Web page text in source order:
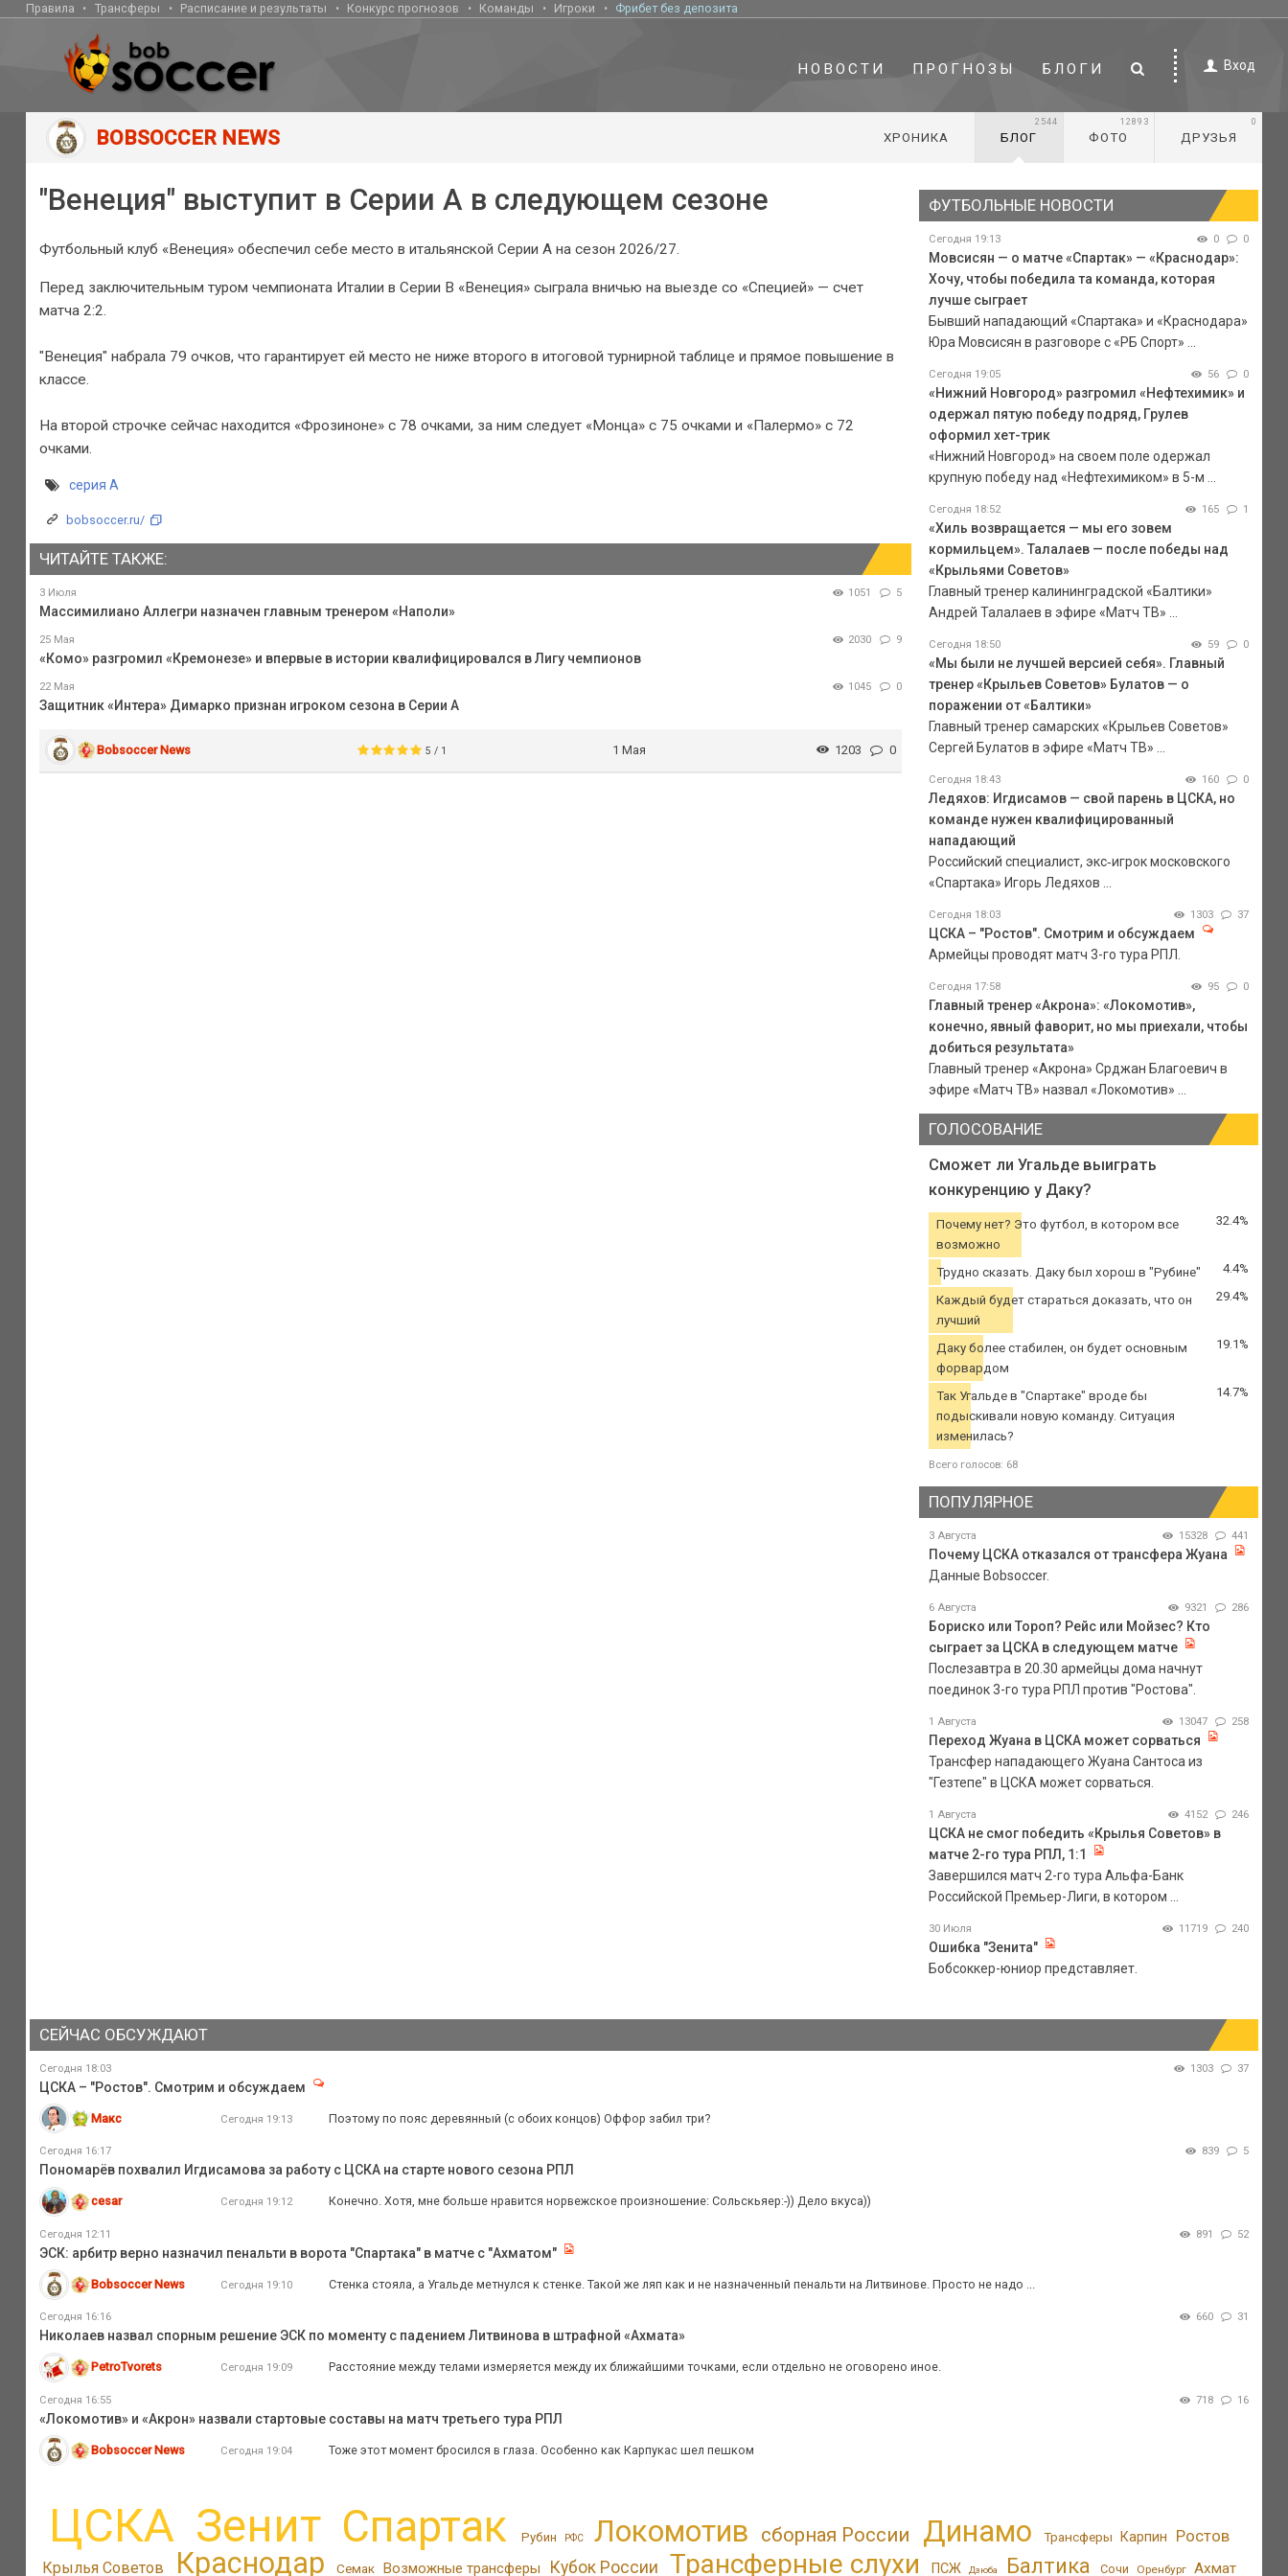
Правила Трансферы Расписание и результаты Конкурс прогнозов Команды Игроки Фрибет без депозита
НОВОСТИ ПРОГНОЗЫ БЛОГИ Вход
BOBSOCCER NEWS ХРОНИКА БЛОГ
2544
ФОТО
12893
ДРУЗЬЯ
0
"Венеция" выступит в Серии А в следующем сезоне
Футбольный клуб «Венеция» обеспечил себе место в итальянской Серии А на сезон 2026/27.
Перед заключительным туром чемпионата Италии в Серии B «Венеция» сыграла вничью на выезде со «Специей» — счет
матча 2:2.
"Венеция" набрала 79 очков, что гарантирует ей место не ниже второго в итоговой турнирной таблице и прямое повышение в
классе.
На второй строчке сейчас находится «Фрозиноне» с 78 очками, за ним следует «Монца» с 75 очками и «Палермо» с 72
очками.
серия А
bobsoccer.ru/
ЧИТАЙТЕ ТАКЖЕ:
3 Июля 1051 5
Массимилиано Аллегри назначен главным тренером «Наполи»
25 Мая 2030 9
«Комо» разгромил «Кремонезе» и впервые в истории квалифицировался в Лигу чемпионов
22 Мая 1045 0
Защитник «Интера» Димарко признан игроком сезона в Серии А
Bobsoccer News 5 / 1 1 Мая 1203 0
ФУТБОЛЬНЫЕ НОВОСТИ
Сегодня 19:13 0 0
Мовсисян — о матче «Спартак» — «Краснодар»:
Хочу, чтобы победила та команда, которая
лучше сыграет
Бывший нападающий «Спартака» и «Краснодара»
Юра Мовсисян в разговоре с «РБ Спорт» ...
Сегодня 19:05 56 0
«Нижний Новгород» разгромил «Нефтехимик» и
одержал пятую победу подряд, Грулев
оформил хет-трик
«Нижний Новгород» на своем поле одержал
крупную победу над «Нефтехимиком» в 5-м ...
Сегодня 18:52 165 1
«Хиль возвращается — мы его зовем
кормильцем». Талалаев — после победы над
«Крыльями Советов»
Главный тренер калининградской «Балтики»
Андрей Талалаев в эфире «Матч ТВ» ...
Сегодня 18:50 59 0
«Мы были не лучшей версией себя». Главный
тренер «Крыльев Советов» Булатов — о
поражении от «Балтики»
Главный тренер самарских «Крыльев Советов»
Сергей Булатов в эфире «Матч ТВ» ...
Сегодня 18:43 160 0
Ледяхов: Игдисамов — свой парень в ЦСКА, но
команде нужен квалифицированный
нападающий
Российский специалист, экс‑игрок московского
«Спартака» Игорь Ледяхов ...
Сегодня 18:03 1303 37
ЦСКА – "Ростов". Смотрим и обсуждаем
Армейцы проводят матч 3-го тура РПЛ.
Сегодня 17:58 95 0
Главный тренер «Акрона»: «Локомотив»,
конечно, явный фаворит, но мы приехали, чтобы
добиться результата»
Главный тренер «Акрона» Срджан Благоевич в
эфире «Матч ТВ» назвал «Локомотив» ...
ГОЛОСОВАНИЕ
Сможет ли Угальде выиграть
конкуренцию у Даку?
Почему нет? Это футбол, в котором все
возможно
32.4%
Трудно сказать. Даку был хорош в "Рубине" 4.4%
Каждый будет стараться доказать, что он
лучший
29.4%
Даку более стабилен, он будет основным
форвардом
19.1%
Так Угальде в "Спартаке" вроде бы
подыскивали новую команду. Ситуация
изменилась?
14.7%
Всего голосов: 68
ПОПУЛЯРНОЕ
3 Августа 15328 441
Почему ЦСКА отказался от трансфера Жуана
Данные Bobsoccer.
6 Августа 9321 286
Бориско или Тороп? Рейс или Мойзес? Кто
сыграет за ЦСКА в следующем матче
Послезавтра в 20.30 армейцы дома начнут
поединок 3-го тура РПЛ против "Ростова".
1 Августа 13047 258
Переход Жуана в ЦСКА может сорваться
Трансфер нападающего Жуана Сантоса из
"Гезтепе" в ЦСКА может сорваться.
1 Августа 4152 246
ЦСКА не смог победить «Крылья Советов» в
матче 2-го тура РПЛ, 1:1
Завершился матч 2-го тура Альфа-Банк
Российской Премьер-Лиги, в котором ...
30 Июля 11719 240
Ошибка "Зенита"
Бобсоккер-юниор представляет.
СЕЙЧАС ОБСУЖДАЮТ
Сегодня 18:03 1303 37
ЦСКА – "Ростов". Смотрим и обсуждаем
Макс Сегодня 19:13 Поэтому по пояс деревянный (с обоих концов) Оффор забил три?
Сегодня 16:17 839 5
Пономарёв похвалил Игдисамова за работу с ЦСКА на старте нового сезона РПЛ
cesar Сегодня 19:12 Конечно. Хотя, мне больше нравится норвежское произношение: Сольскьяер:-)) Дело вкуса))
Сегодня 12:11 891 52
ЭСК: арбитр верно назначил пенальти в ворота "Спартака" в матче с "Ахматом"
Bobsoccer News Сегодня 19:10 Стенка стояла, а Угальде метнулся к стенке. Такой же ляп как и не назначенный пенальти на Литвинове. Просто не надо ...
Сегодня 16:16 660 31
Николаев назвал спорным решение ЭСК по моменту с падением Литвинова в штрафной «Ахмата»
PetroTvorets Сегодня 19:09 Расстояние между телами измеряется между их ближайшими точками, если отдельно не оговорено иное.
Сегодня 16:55 718 16
«Локомотив» и «Акрон» назвали стартовые составы на матч третьего тура РПЛ
Bobsoccer News Сегодня 19:04 Тоже этот момент бросился в глаза. Особенно как Карпукас шел пешком
ЦСКА Зенит Спартак Рубин РФС Локомотив сборная России Динамо Трансферы Карпин Ростов
Крылья Советов Краснодар Семак Возможные трансферы Кубок России Трансферные слухи ПСЖ Дзюба Балтика Сочи Оренбург Ахмат